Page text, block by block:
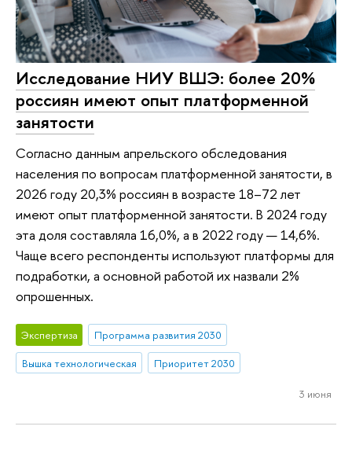
Исследование НИУ ВШЭ: более 20%
россиян имеют опыт платформенной
занятости
Согласно данным апрельского обследования
населения по вопросам платформенной занятости, в
2026 году 20,3% россиян в возрасте 18–72 лет
имеют опыт платформенной занятости. В 2024 году
эта доля составляла 16,0%, а в 2022 году — 14,6%.
Чаще всего респонденты используют платформы для
подработки, а основной работой их назвали 2%
опрошенных.
Экспертиза
Программа развития 2030
Вышка технологическая
Приоритет 2030
3 июня